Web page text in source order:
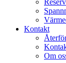
Kontakt
Om